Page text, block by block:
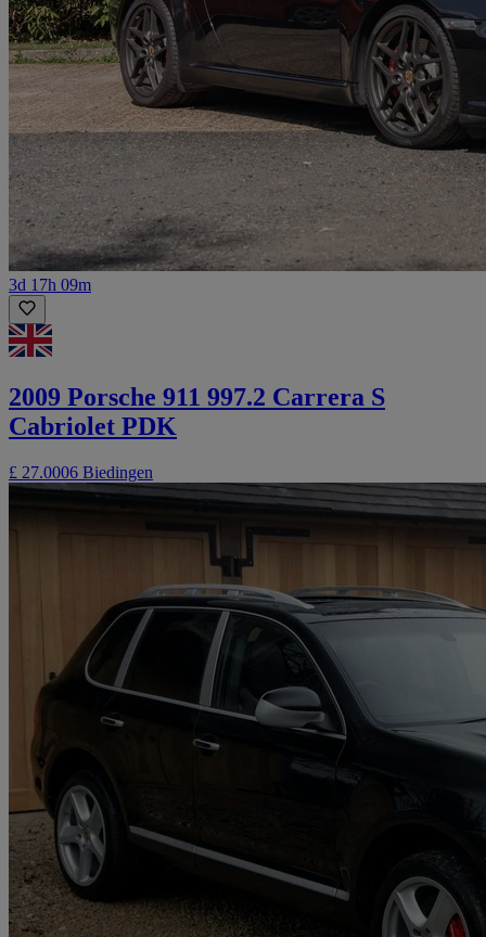
3d 17h 09m
2009 Porsche 911 997.2 Carrera S
Cabriolet PDK
£ 27.0006 Biedingen